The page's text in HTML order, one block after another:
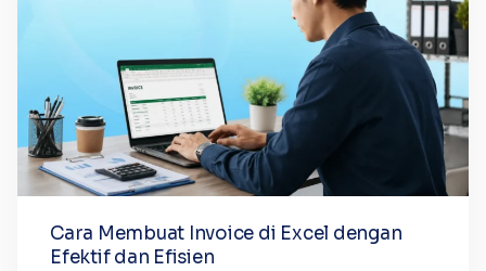
Cara Membuat Invoice di Excel dengan
Efektif dan Efisien